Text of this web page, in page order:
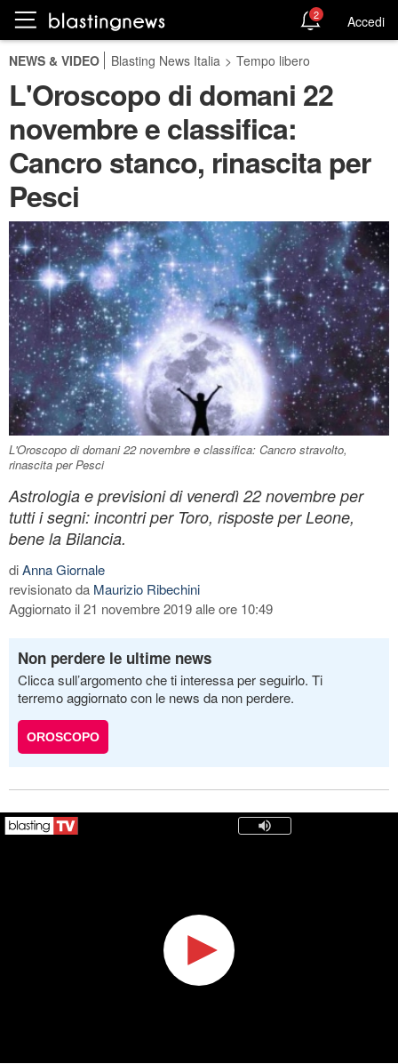
2 Accedi
NEWS & VIDEO Blasting News Italia > Tempo libero
L'Oroscopo di domani 22
novembre e classifica:
Cancro stanco, rinascita per
Pesci
L'Oroscopo di domani 22 novembre e classifica: Cancro stravolto,
rinascita per Pesci
Astrologia e previsioni di venerdì 22 novembre per
tutti i segni: incontri per Toro, risposte per Leone,
bene la Bilancia.
diAnna Giornale
revisionato da Maurizio Ribechini
Aggiornato il 21 novembre 2019 alle ore 10:49
Non perdere le ultime news
Clicca sull’argomento che ti interessa per seguirlo. Ti
terremo aggiornato con le news da non perdere.
OROSCOPO